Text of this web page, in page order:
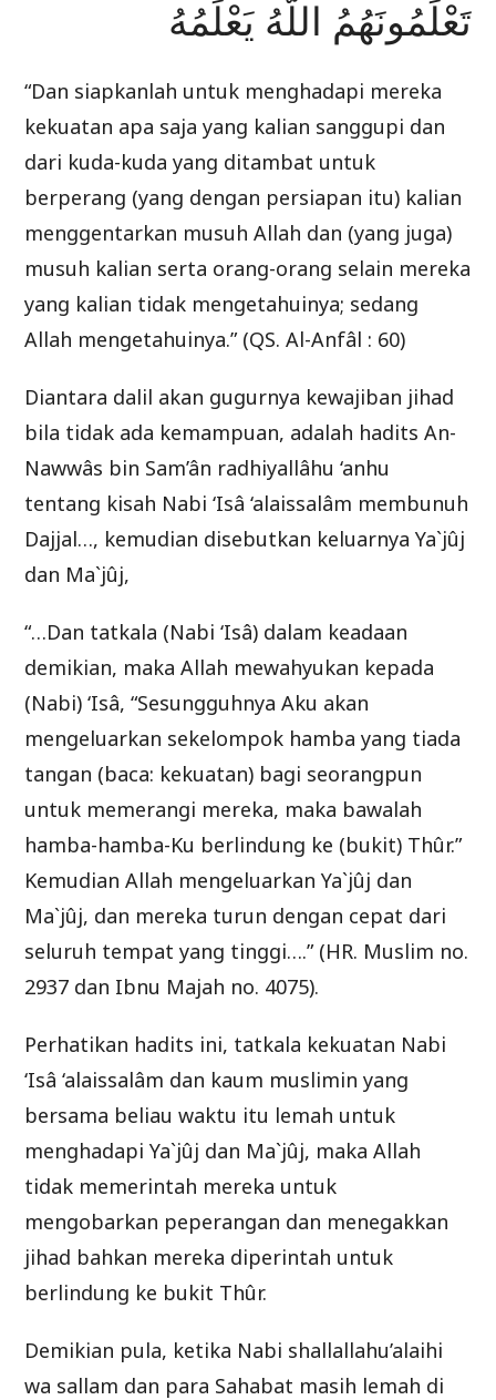
تَعْلَمُونَهُمُ اللَّهُ يَعْلَمُهُ
“Dan siapkanlah untuk menghadapi mereka
kekuatan apa saja yang kalian sanggupi dan
dari kuda-kuda yang ditambat untuk
berperang (yang dengan persiapan itu) kalian
menggentarkan musuh Allah dan (yang juga)
musuh kalian serta orang-orang selain mereka
yang kalian tidak mengetahuinya; sedang
Allah mengetahuinya.” (QS. Al-Anfâl : 60)
Diantara dalil akan gugurnya kewajiban jihad
bila tidak ada kemampuan, adalah hadits An-
Nawwâs bin Sam’ân radhiyallâhu ‘anhu
tentang kisah Nabi ‘Isâ ‘alaissalâm membunuh
Dajjal…, kemudian disebutkan keluarnya Ya`jûj
dan Ma`jûj,
“…Dan tatkala (Nabi ‘Isâ) dalam keadaan
demikian, maka Allah mewahyukan kepada
(Nabi) ‘Isâ, “Sesungguhnya Aku akan
mengeluarkan sekelompok hamba yang tiada
tangan (baca: kekuatan) bagi seorangpun
untuk memerangi mereka, maka bawalah
hamba-hamba-Ku berlindung ke (bukit) Thûr.”
Kemudian Allah mengeluarkan Ya`jûj dan
Ma`jûj, dan mereka turun dengan cepat dari
seluruh tempat yang tinggi….” (HR. Muslim no.
2937 dan Ibnu Majah no. 4075).
Perhatikan hadits ini, tatkala kekuatan Nabi
‘Isâ ‘alaissalâm dan kaum muslimin yang
bersama beliau waktu itu lemah untuk
menghadapi Ya`jûj dan Ma`jûj, maka Allah
tidak memerintah mereka untuk
mengobarkan peperangan dan menegakkan
jihad bahkan mereka diperintah untuk
berlindung ke bukit Thûr.
Demikian pula, ketika Nabi shallallahu’alaihi
wa sallam dan para Sahabat masih lemah di